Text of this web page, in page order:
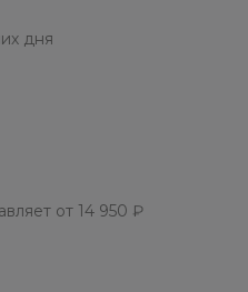
дня
от 14 950 ₽